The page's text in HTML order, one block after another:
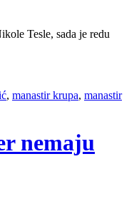
Tesle, sada je redu
, manastir krupa, manastir
nemaju